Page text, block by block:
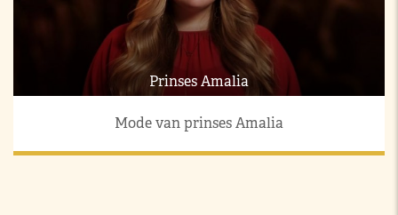
Prinses Amalia
Mode van prinses Amalia